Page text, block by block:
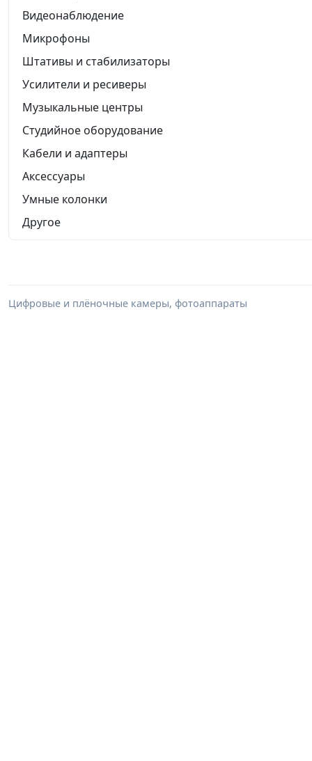
Видеонаблюдение
Микрофоны
Штативы и стабилизаторы
Усилители и ресиверы
Музыкальные центры
Студийное оборудование
Кабели и адаптеры
Аксессуары
Умные колонки
Другое
Цифровые и плёночные камеры, фотоаппараты